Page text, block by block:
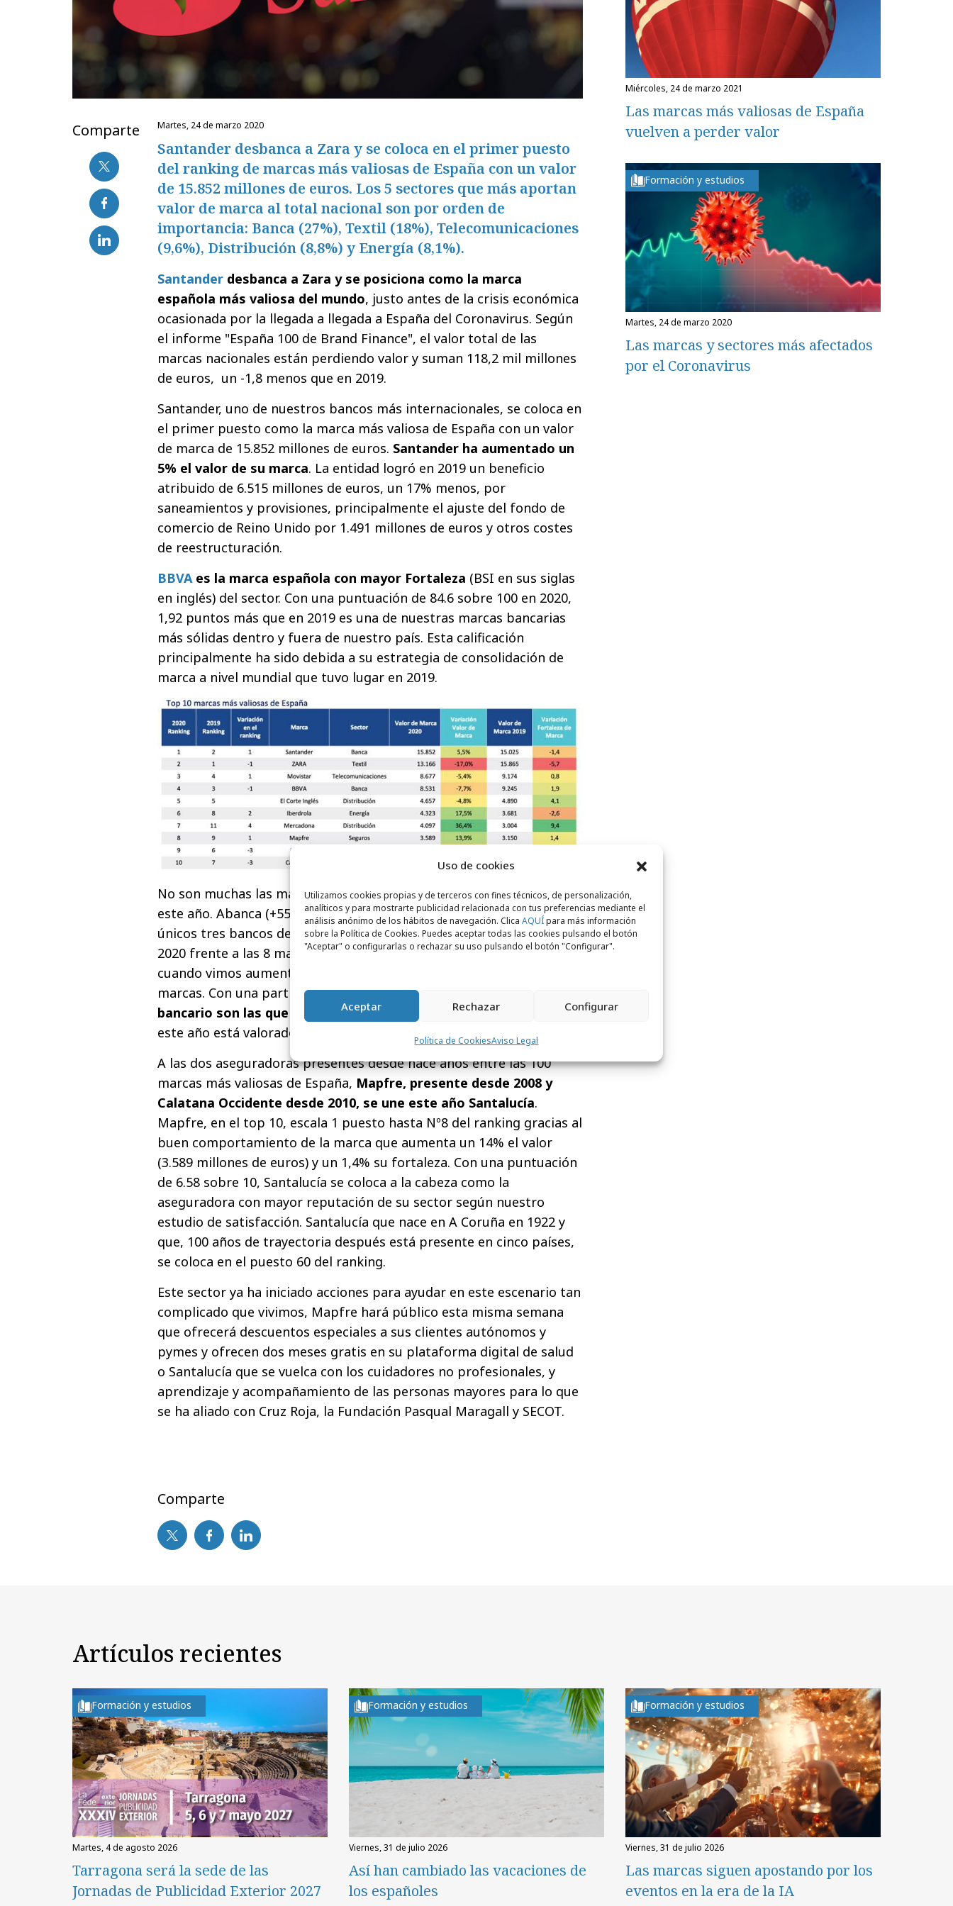
Uso de cookies
Utilizamos cookies propias y de terceros con fines técnicos, de personalización,
analíticos y para mostrarte publicidad relacionada con tus preferencias mediante el
análisis anónimo de los hábitos de navegación. Clica AQUÍpara más información
sobre la Política de Cookies. Puedes aceptar todas las cookies pulsando el botón
"Aceptar" o configurarlas o rechazar su uso pulsando el botón "Configurar".
Aceptar Rechazar Configurar
Política de CookiesAviso Legal
Comparte martes, 24 de marzo 2020
Santander desbanca a Zara y se coloca en el primer puesto
del ranking de marcas más valiosas de España con un valor
de 15.852 millones de euros. Los 5 sectores que más aportan
valor de marca al total nacional son por orden de
importancia: Banca (27%), Textil (18%), Telecomunicaciones
(9,6%), Distribución (8,8%) y Energía (8,1%).
Santander desbanca a Zara y se posiciona como la marca
española más valiosa del mundo, justo antes de la crisis económica
ocasionada por la llegada a llegada a España del Coronavirus. Según
el informe "España 100 de Brand Finance", el valor total de las
marcas nacionales están perdiendo valor y suman 118,2 mil millones
de euros, un -1,8 menos que en 2019.
Santander, uno de nuestros bancos más internacionales, se coloca en
el primer puesto como la marca más valiosa de España con un valor
de marca de 15.852 millones de euros. Santander ha aumentado un
5% el valor de su marca. La entidad logró en 2019 un beneficio
atribuido de 6.515 millones de euros, un 17% menos, por
saneamientos y provisiones, principalmente el ajuste del fondo de
comercio de Reino Unido por 1.491 millones de euros y otros costes
de reestructuración.
BBVA es la marca española con mayor Fortaleza (BSI en sus siglas
en inglés) del sector. Con una puntuación de 84.6 sobre 100 en 2020,
1,92 puntos más que en 2019 es una de nuestras marcas bancarias
más sólidas dentro y fuera de nuestro país. Esta calificación
principalmente ha sido debida a su estrategia de consolidación de
marca a nivel mundial que tuvo lugar en 2019.
No son muchas las marcas bancarias del ranking mejoran su valor
este año. Abanca (+55%), Santander (+5%) y Sabadell (+2%) son los
únicos tres bancos del sector que aumentan su valor de marca en
2020 frente a las 8 marcas bancarias que aumentaron en 2019,
cuando vimos aumentos por encima del 40% en muchas de las
marcas. Con una participación del 27%,las marcas del sector
bancario son las que aportan mayor valor al total nacional
este año está valorado en 118,2 mil millones de euros.
A las dos aseguradoras presentes desde hace años entre las 100
marcas más valiosas de España, Mapfre, presente desde 2008 y
Calatana Occidente desde 2010, se une este año Santalucía.
Mapfre, en el top 10, escala 1 puesto hasta Nº8 del ranking gracias al
buen comportamiento de la marca que aumenta un 14% el valor
(3.589 millones de euros) y un 1,4% su fortaleza. Con una puntuación
de 6.58 sobre 10, Santalucía se coloca a la cabeza como la
aseguradora con mayor reputación de su sector según nuestro
estudio de satisfacción. Santalucía que nace en A Coruña en 1922 y
que, 100 años de trayectoria después está presente en cinco países,
se coloca en el puesto 60 del ranking.
Este sector ya ha iniciado acciones para ayudar en este escenario tan
complicado que vivimos, Mapfre hará público esta misma semana
que ofrecerá descuentos especiales a sus clientes autónomos y
pymes y ofrecen dos meses gratis en su plataforma digital de salud
o Santalucía que se vuelca con los cuidadores no profesionales, y
aprendizaje y acompañamiento de las personas mayores para lo que
se ha aliado con Cruz Roja, la Fundación Pasqual Maragall y SECOT.
Comparte
miércoles, 24 de marzo 2021
Las marcas más valiosas de España
vuelven a perder valor
Formación y estudios
martes, 24 de marzo 2020
Las marcas y sectores más afectados
por el Coronavirus
Artículos recientes
Formación y estudios
martes, 4 de agosto 2026
Tarragona será la sede de las
Jornadas de Publicidad Exterior 2027
Formación y estudios
viernes, 31 de julio 2026
Así han cambiado las vacaciones de
los españoles
Formación y estudios
viernes, 31 de julio 2026
Las marcas siguen apostando por los
eventos en la era de la IA